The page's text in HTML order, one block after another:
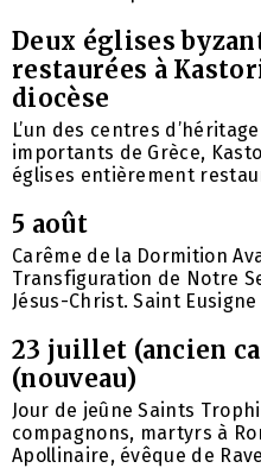
Deux églises
restaurées à
diocèse
L’un des centres
importants de Grèce,
églises entièrement
5 août
Carême de la Dormition
Transfiguration de Notre
Jésus-Christ. Saint
23 juillet (ancien
(nouveau)
Jour de jeûne Saints
compagnons, martyrs à
Apollinaire, évêque de